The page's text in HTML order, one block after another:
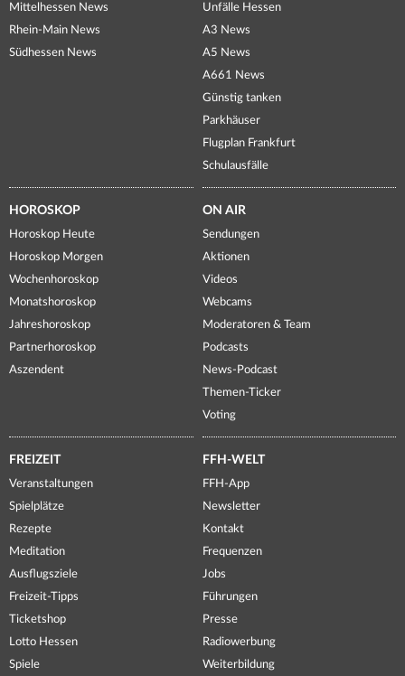
Mittelhessen News
Rhein-Main News
Südhessen News
Unfälle Hessen
A3 News
A5 News
A661 News
Günstig tanken
Parkhäuser
Flugplan Frankfurt
Schulausfälle
HOROSKOP
Horoskop Heute
Horoskop Morgen
Wochenhoroskop
Monatshoroskop
Jahreshoroskop
Partnerhoroskop
Aszendent
ON AIR
Sendungen
Aktionen
Videos
Webcams
Moderatoren & Team
Podcasts
News-Podcast
Themen-Ticker
Voting
FREIZEIT
Veranstaltungen
Spielplätze
Rezepte
Meditation
Ausflugsziele
Freizeit-Tipps
Ticketshop
Lotto Hessen
Spiele
FFH-WELT
FFH-App
Newsletter
Kontakt
Frequenzen
Jobs
Führungen
Presse
Radiowerbung
Weiterbildung